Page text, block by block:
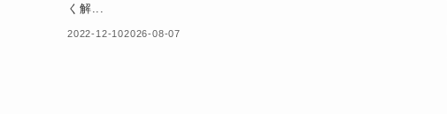
く解...
2022-12-102026-08-07